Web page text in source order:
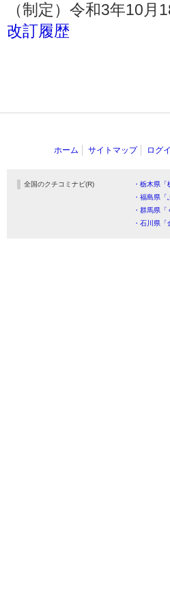
（制定）令和3年10月
改訂履歴
ホーム サイトマップ ログ
全国のクチコミナビ(R) ・栃木県「
・福島県「
・群馬県「
・石川県「